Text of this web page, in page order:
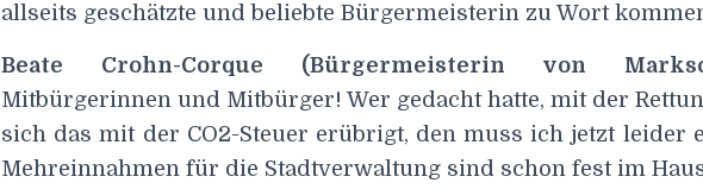
allseits geschätzte und beliebte Bürgermeisterin zu Wort
Beate Crohn-Corque (Bürgermeisterin von
Mitbürgerinnen und Mitbürger! Wer gedacht hatte, mit der
sich das mit der CO2-Steuer erübrigt, den muss ich jetzt leider
Mehreinnahmen für die Stadtverwaltung sind schon fest im